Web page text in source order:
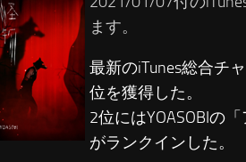
ます。
最新のiTunes総合チ
位を獲得した。
2位にはYOASOBIの
がランクインした。